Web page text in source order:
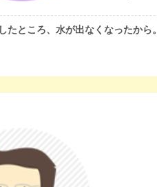
ところ、水が出なくなったから。